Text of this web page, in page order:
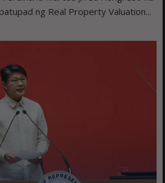
ng Real Property Valuation...